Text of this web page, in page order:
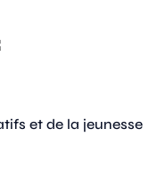
et de la jeunesse